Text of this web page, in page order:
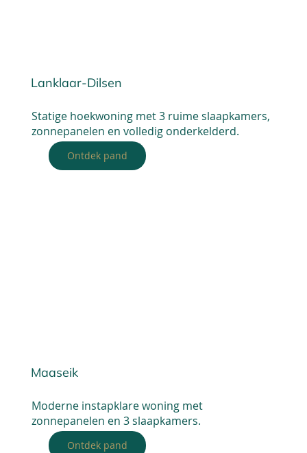
Lanklaar-Dilsen
Statige hoekwoning met 3 ruime slaapkamers,
zonnepanelen en volledig onderkelderd.
Ontdek pand
Maaseik
Moderne instapklare woning met
zonnepanelen en 3 slaapkamers.
Ontdek pand